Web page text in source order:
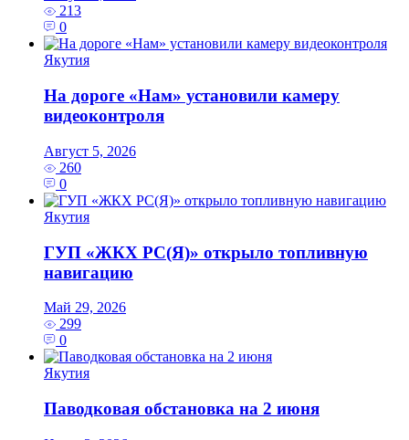
213
0
Якутия
На дороге «Нам» установили камеру
видеоконтроля
Август 5, 2026
260
0
Якутия
ГУП «ЖКХ РС(Я)» открыло топливную
навигацию
Май 29, 2026
299
0
Якутия
Паводковая обстановка на 2 июня